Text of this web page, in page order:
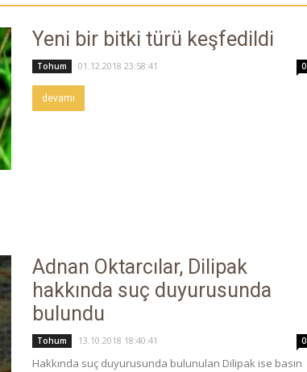
Yeni bir bitki türü keşfedildi
Tohum 01.12.2018 23:58:41 0
devamı
Adnan Oktarcılar, Dilipak
hakkında suç duyurusunda
bulundu
Tohum 13.10.2018 18:40:41 0
Hakkında suç duyurusunda bulunulan Dilipak ise basın